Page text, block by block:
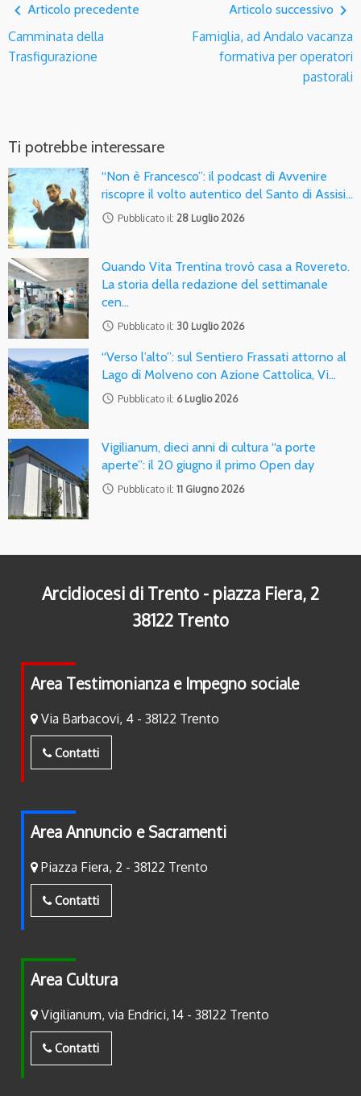
navigate_before Articolo precedente
Camminata della
Trasfigurazione
Articolo successivo navigate_next
Famiglia, ad Andalo vacanza
formativa per operatori
pastorali
Ti potrebbe interessare
“Non è Francesco”: il podcast di Avvenire
riscopre il volto autentico del Santo di Assisi…
access_time Pubblicato il: 28 Luglio 2026
Quando Vita Trentina trovò casa a Rovereto.
La storia della redazione del settimanale
cen…
access_time Pubblicato il: 30 Luglio 2026
“Verso l’alto”: sul Sentiero Frassati attorno al
Lago di Molveno con Azione Cattolica, Vi…
access_time Pubblicato il: 6 Luglio 2026
Vigilianum, dieci anni di cultura “a porte
aperte”: il 20 giugno il primo Open day
access_time Pubblicato il: 11 Giugno 2026
Arcidiocesi di Trento - piazza Fiera, 2
38122 Trento
Area Testimonianza e Impegno sociale
Via Barbacovi, 4 - 38122 Trento
Contatti
Area Annuncio e Sacramenti
Piazza Fiera, 2 - 38122 Trento
Contatti
Area Cultura
Vigilianum, via Endrici, 14 - 38122 Trento
Contatti